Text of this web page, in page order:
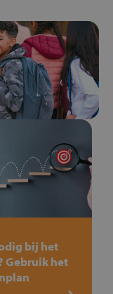
bij het
Gebruik het